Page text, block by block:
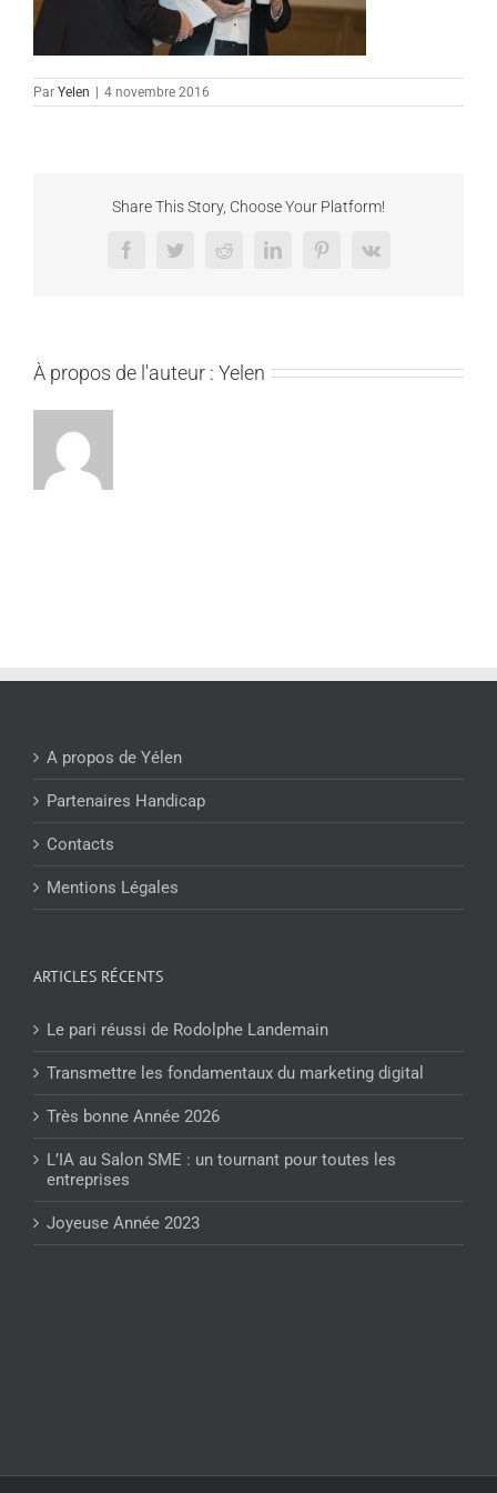
Par Yelen 4 novembre 2016
Share This Story, Choose Your Platform!
FacebookTwitterRedditLinkedInPinterest
Vk
À propos de l'auteur : Yelen
A propos de Yélen
Partenaires Handicap
Contacts
Mentions Légales
ARTICLES RÉCENTS
Le pari réussi de Rodolphe Landemain
Transmettre les fondamentaux du marketing digital
Très bonne Année 2026
L’IA au Salon SME : un tournant pour toutes les
entreprises
Joyeuse Année 2023